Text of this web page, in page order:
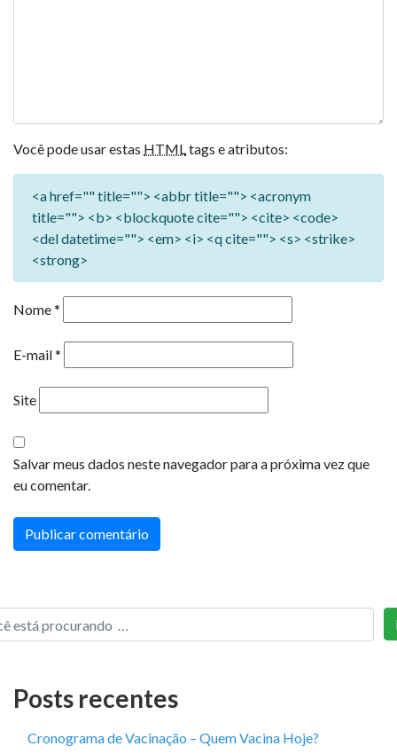
Você pode usar estas HTMLtags e atributos:
<a href="" title=""> <abbr title=""> <acronym
title=""> <b> <blockquote cite=""> <cite> <code>
<del datetime=""> <em> <i> <q cite=""> <s> <strike>
<strong>
Nome*
E-mail*
Site
Salvar meus dados neste navegador para a próxima vez que
eu comentar.
Posts recentes
Cronograma de Vacinação – Quem Vacina Hoje?